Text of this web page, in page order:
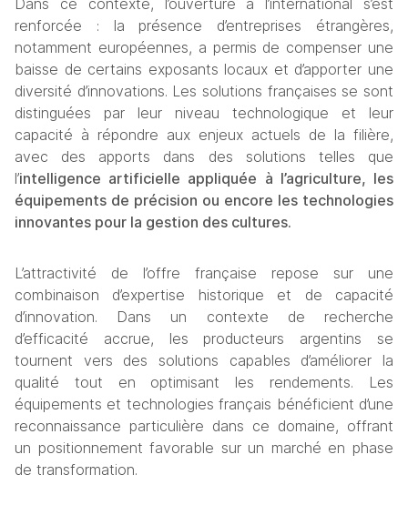
Dans ce contexte, l’ouverture à l’international s’est
renforcée : la présence d’entreprises étrangères,
notamment européennes, a permis de compenser une
baisse de certains exposants locaux et d’apporter une
diversité d’innovations. Les solutions françaises se sont
distinguées par leur niveau technologique et leur
capacité à répondre aux enjeux actuels de la filière,
avec des apports dans des solutions telles que
l’intelligence artificielle appliquée à l’agriculture, les
équipements de précision ou encore les technologies
innovantes pour la gestion des cultures.
L’attractivité de l’offre française repose sur une
combinaison d’expertise historique et de capacité
d’innovation. Dans un contexte de recherche
d’efficacité accrue, les producteurs argentins se
tournent vers des solutions capables d’améliorer la
qualité tout en optimisant les rendements. Les
équipements et technologies français bénéficient d’une
reconnaissance particulière dans ce domaine, offrant
un positionnement favorable sur un marché en phase
de transformation.